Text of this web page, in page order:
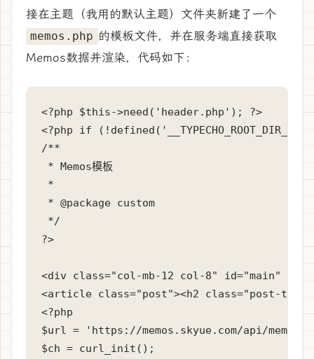
接在主题（我用的默认主题）文件夹新建了一个
memos.php 的模板文件，并在服务端直接获取
Memos数据并渲染，代码如下：
<?php $this->need('header.php'); ?>
<?php if
/**
* Memos模板
*
* @package custom
*/
?>
<div class="col-mb-12 col-8" id="main"
<article class="post"><h2 class="post-
<?php
$url = 'https://memos.skyue.com/api/
$ch = curl_init();